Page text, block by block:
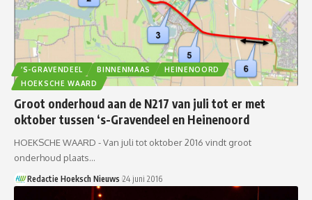
’S-GRAVENDEEL BINNENMAAS
HEINENOORD
HOEKSCHE WAARD
Groot onderhoud aan de N217 van juli tot er met
oktober tussen ‘s-Gravendeel en Heinenoord
HOEKSCHE WAARD - Van juli tot oktober 2016 vindt groot
onderhoud plaats…
Redactie Hoeksch Nieuws 24 juni 2016